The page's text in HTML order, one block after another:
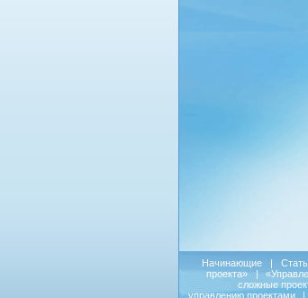
Начинающие |
проекта»
|
сложные
управлению проектами
|